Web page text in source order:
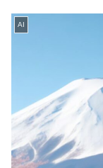
AI